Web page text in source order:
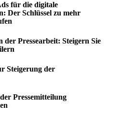
für die digitale
Der Schlüssel zu mehr
Pressearbeit: Steigern Sie
Steigerung der
Pressemitteilung